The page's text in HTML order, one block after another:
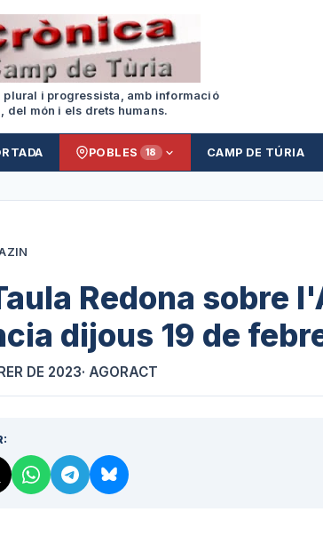
plural i progressista, amb informació
del món i els drets humans.
POBLES 18 CAMP DE TÚRIA
Redona sobre
dijous 19 de
DE 2023· AGORACT